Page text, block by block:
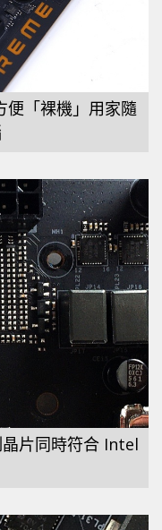
「裸機」用家隨
片同時符合 Intel